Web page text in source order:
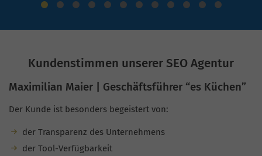
Kundenstimmen unserer SEO Agentur
Maximilian Maier | Geschäftsführer “es Küchen”
Der Kunde ist besonders begeistert von:
der Transparenz des Unternehmens
der Tool-Verfügbarkeit